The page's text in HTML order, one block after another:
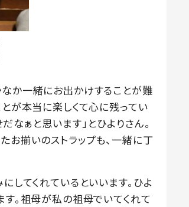
か一緒にお出かけすることが難
が本当に楽しくて心に残ってい
ぁと思います」とひよりさん。
お揃いのストラップも、一緒に丁
してくれているといいます。ひよ
。祖母が私の祖母でいてくれて